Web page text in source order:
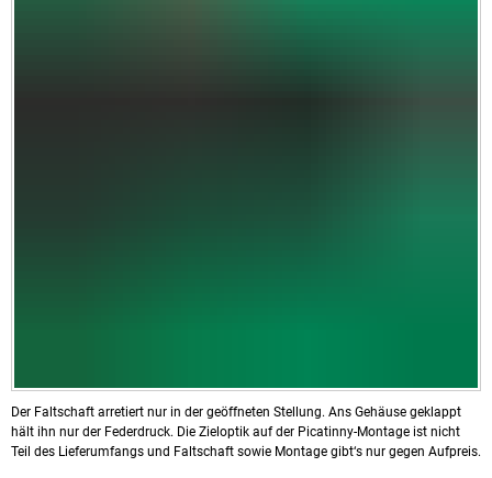
Der Faltschaft arretiert nur in der geöffneten Stellung. Ans Gehäuse geklappt
hält ihn nur der Federdruck. Die Zieloptik auf der Picatinny-Montage ist nicht
Teil des Lieferumfangs und Faltschaft sowie Montage gibt‘s nur gegen Aufpreis.